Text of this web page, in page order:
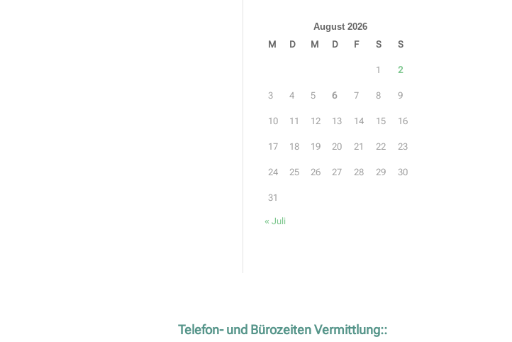
August 2026
M
D M D F S S
1 2
3 4 5 6 7 8 9
10 11 12 13 14 15 16
17 18 19 20 21 22 23
24 25 26 27 28 29 30
31
« Juli
Telefon- und Bürozeiten Vermittlung::